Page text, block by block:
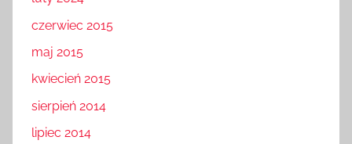
czerwiec 2015
maj 2015
kwiecień 2015
sierpień 2014
lipiec 2014